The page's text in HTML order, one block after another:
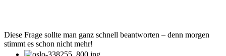
Diese Frage sollte man ganz schnell beantworten – denn morgen
stimmt es schon nicht mehr!